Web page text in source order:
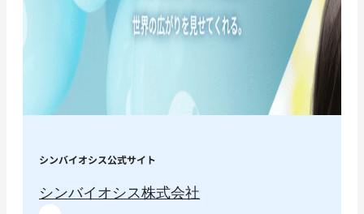
シンバイオシス公式サイト
シンバイオシス株式会社